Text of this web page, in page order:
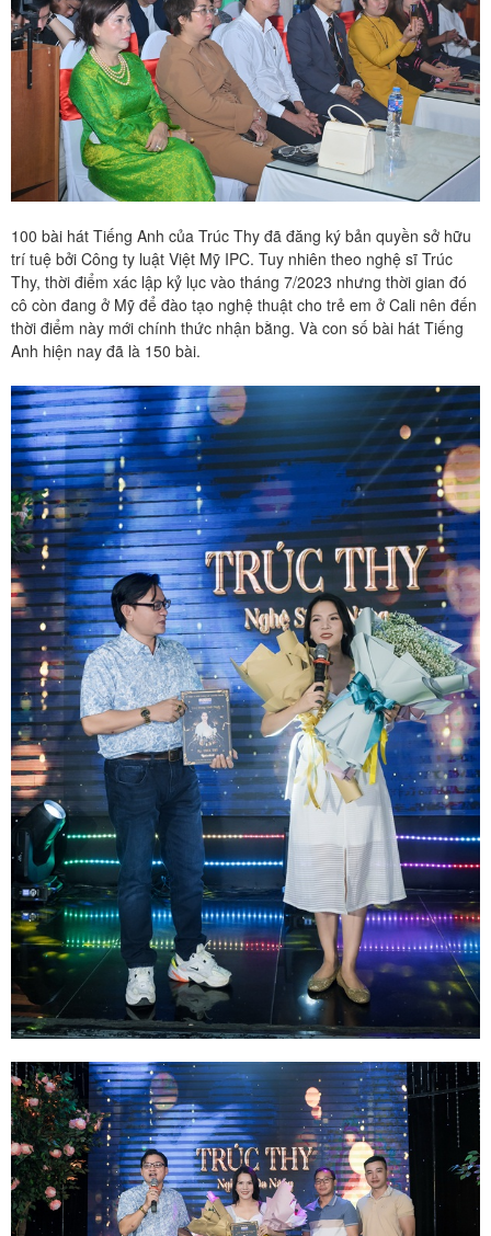
100 bài hát Tiếng Anh của Trúc Thy đã đăng ký bản quyền sở hữu
trí tuệ bởi Công ty luật Việt Mỹ IPC. Tuy nhiên theo nghệ sĩ Trúc
Thy, thời điểm xác lập kỷ lục vào tháng 7/2023 nhưng thời gian đó
cô còn đang ở Mỹ để đào tạo nghệ thuật cho trẻ em ở Cali nên đến
thời điểm này mới chính thức nhận bằng. Và con số bài hát Tiếng
Anh hiện nay đã là 150 bài.